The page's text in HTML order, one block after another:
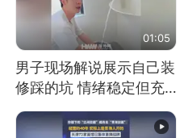
01:05
男子现场解说展示自己装
修踩的坑 情绪稳定但充
满无奈 每处都有精心设
计 但每处都有瑕疵 网